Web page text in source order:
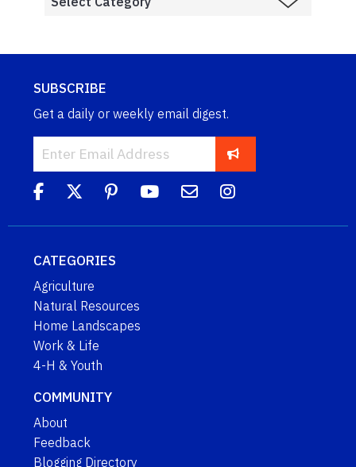
SUBSCRIBE
Get a daily or weekly email digest.
CATEGORIES
Agriculture
Natural Resources
Home Landscapes
Work & Life
4-H & Youth
COMMUNITY
About
Feedback
Blogging Directory